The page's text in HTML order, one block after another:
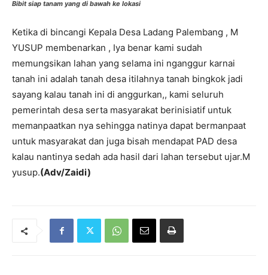
Bibit siap tanam yang di bawah ke lokasi
Ketika di bincangi Kepala Desa Ladang Palembang , M
YUSUP membenarkan , Iya benar kami sudah
memungsikan lahan yang selama ini nganggur karnai
tanah ini adalah tanah desa itilahnya tanah bingkok jadi
sayang kalau tanah ini di anggurkan,, kami seluruh
pemerintah desa serta masyarakat berinisiatif untuk
memanpaatkan nya sehingga natinya dapat bermanpaat
untuk masyarakat dan juga bisah mendapat PAD desa
kalau nantinya sedah ada hasil dari lahan tersebut ujar.M
yusup.(Adv/Zaidi)